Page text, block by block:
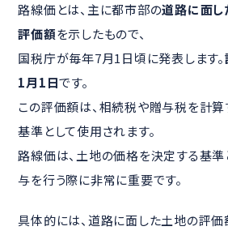
路線価とは、主に都市部の道路に面し
評価額を示したもので、
国税庁が毎年7月1日頃に発表します。
1月1日です。
この評価額は、相続税や贈与税を計算
基準として使用されます。
路線価は、土地の価格を決定する基準
与を行う際に非常に重要です。
具体的には、道路に面した土地の評価